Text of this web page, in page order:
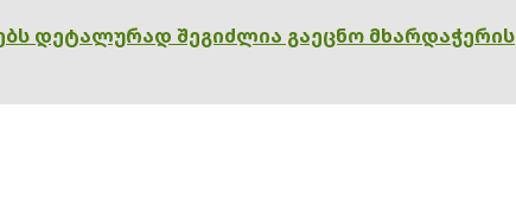
დეტალურად შეგიძლია გაეცნო მხარდაჭერის